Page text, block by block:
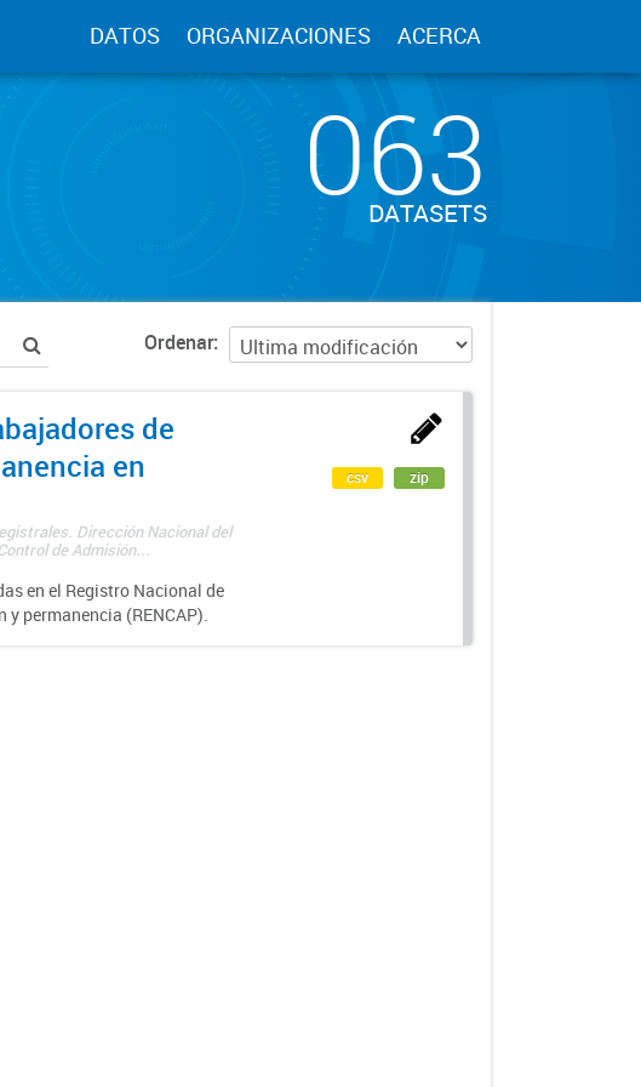
DATOS ORGANIZACIONES ACERCA
063
DATASETS
Ordenar
de
en
Dirección Nacional del
de Admisión...
en el Registro Nacional de
permanencia (RENCAP).
csv zip